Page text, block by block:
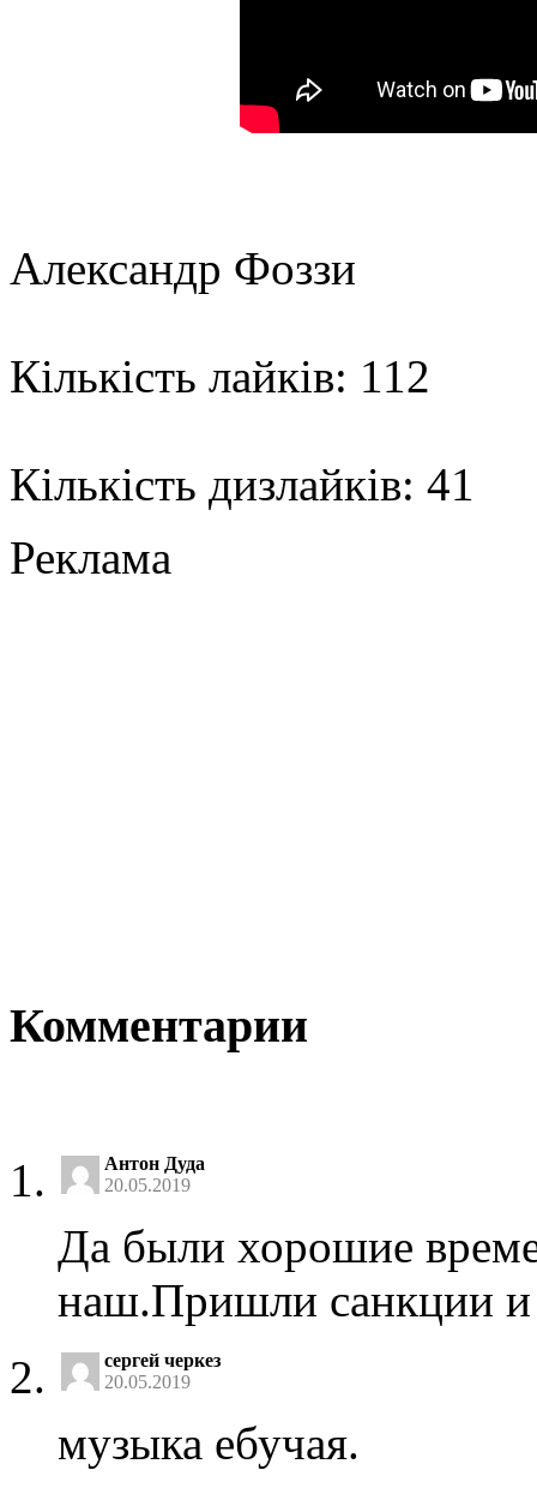
Александр Фоззи
Кількість лайків: 112
Кількість дизлайків: 41
Реклама
Комментарии
Антон Дуда
20.05.2019
Да были хорошие
наш.Пришли санкции и
сергей черкез
20.05.2019
музыка ебучая.